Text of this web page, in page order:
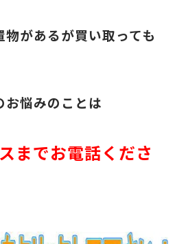
があるが買い取っても
お悩みのことは
までお電話くださ